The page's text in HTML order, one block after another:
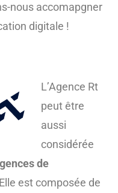
nous accomapgner
digitale !
L’Agence Rt
peut être
aussi
considérée
de
est composée de